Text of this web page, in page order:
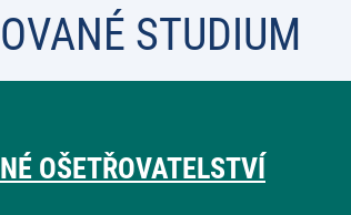
STUDIUM
OŠETŘOVATELSTVÍ